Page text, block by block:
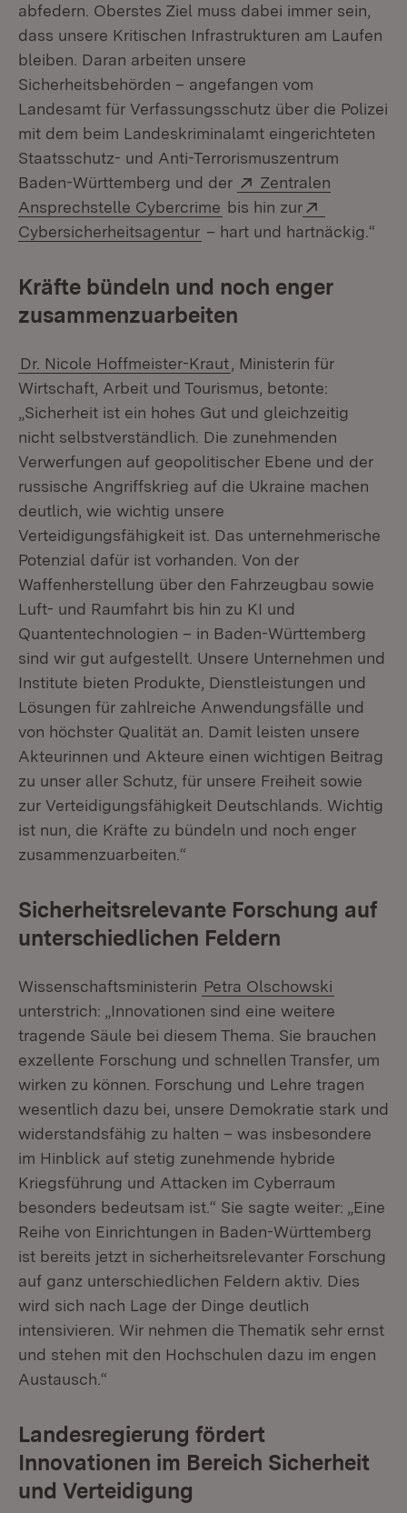
abfedern. Oberstes Ziel muss dabei immer sein,
dass unsere Kritischen Infrastrukturen am Laufen
bleiben. Daran arbeiten unsere
Sicherheitsbehörden – angefangen vom
Landesamt für Verfassungsschutz über die Polizei
mit dem beim Landeskriminalamt eingerichteten
Staatsschutz- und Anti-Terrorismuszentrum
Baden-Württemberg und der
Extern:
Zentralen
Ansprechstelle Cybercrime (Öffnet in neuem
bis hin zur
Cybersicherheitsagentur (Öffnet in neuem Fenster)
– hart und hartnäckig.“
Kräfte bündeln und noch enger
zusammenzuarbeiten
Dr. Nicole Hoffmeister-Kraut , Ministerin für
Wirtschaft, Arbeit und Tourismus, betonte:
„Sicherheit ist ein hohes Gut und gleichzeitig
nicht selbstverständlich. Die zunehmenden
Verwerfungen auf geopolitischer Ebene und der
russische Angriffskrieg auf die Ukraine machen
deutlich, wie wichtig unsere
Verteidigungsfähigkeit ist. Das unternehmerische
Potenzial dafür ist vorhanden. Von der
Waffenherstellung über den Fahrzeugbau sowie
Luft- und Raumfahrt bis hin zu KI und
Quantentechnologien – in Baden-Württemberg
sind wir gut aufgestellt. Unsere Unternehmen und
Institute bieten Produkte, Dienstleistungen und
Lösungen für zahlreiche Anwendungsfälle und
von höchster Qualität an. Damit leisten unsere
Akteurinnen und Akteure einen wichtigen Beitrag
zu unser aller Schutz, für unsere Freiheit sowie
zur Verteidigungsfähigkeit Deutschlands. Wichtig
ist nun, die Kräfte zu bündeln und noch enger
zusammenzuarbeiten.“
Sicherheitsrelevante Forschung auf
unterschiedlichen Feldern
Wissenschaftsministerin Petra Olschowski
unterstrich: „Innovationen sind eine weitere
tragende Säule bei diesem Thema. Sie brauchen
exzellente Forschung und schnellen Transfer, um
wirken zu können. Forschung und Lehre tragen
wesentlich dazu bei, unsere Demokratie stark und
widerstandsfähig zu halten – was insbesondere
im Hinblick auf stetig zunehmende hybride
Kriegsführung und Attacken im Cyberraum
besonders bedeutsam ist.“ Sie sagte weiter: „Eine
Reihe von Einrichtungen in Baden-Württemberg
ist bereits jetzt in sicherheitsrelevanter Forschung
auf ganz unterschiedlichen Feldern aktiv. Dies
wird sich nach Lage der Dinge deutlich
intensivieren. Wir nehmen die Thematik sehr ernst
und stehen mit den Hochschulen dazu im engen
Austausch.“
Landesregierung fördert
Innovationen im Bereich Sicherheit
und Verteidigung